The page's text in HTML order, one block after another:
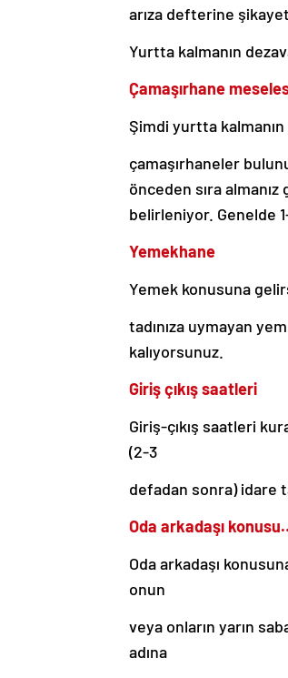
arıza defterine
Yurtta kalmanın
Çamaşırhane
Şimdi yurtta
çamaşırhaneler
önceden sıra
belirleniyor. Genelde
Yemekhane
Yemek konusuna
tadınıza uymayan
kalıyorsunuz.
Giriş çıkış saatleri
Giriş-çıkış saatleri
(2-3
defadan sonra) idare
Oda arkadaşı
Oda arkadaşı
onun
veya onların yarın
adına